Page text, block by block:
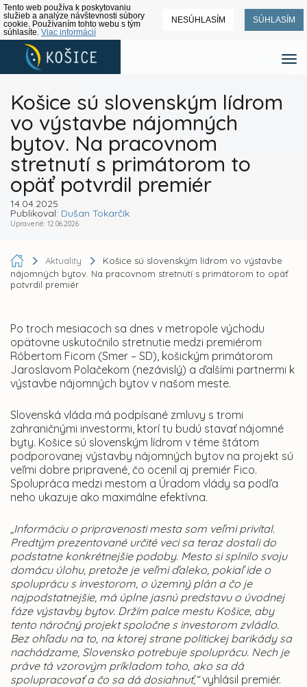
Tento web používa k poskytovaniu
služieb a analýze návštevnosti súbory
cookie. Používaním tohto webu s tým
súhlasíte. Viac informácií
NESÚHLASÍM SÚHLASÍM
Košice sú slovenským lídrom
vo výstavbe nájomných
bytov. Na pracovnom
stretnutí s primátorom to
opäť potvrdil premiér
14.04.2025
Publikoval: Dušan Tokarčík
Upravené: 12.06.2026
Aktuality
Košice sú slovenským lídrom vo výstavbe
nájomných bytov. Na pracovnom stretnutí s primátorom to opäť
potvrdil premiér
Po troch mesiacoch sa dnes v metropole východu
opätovne uskutočnilo stretnutie medzi premiérom
Róbertom Ficom (Smer – SD), košickým primátorom
Jaroslavom Polačekom (nezávislý) a ďalšími partnermi k
výstavbe nájomných bytov v našom meste.
Slovenská vláda má podpísané zmluvy s tromi
zahraničnými investormi, ktorí tu budú stavať nájomné
byty. Košice sú slovenským lídrom v téme štátom
podporovanej výstavby nájomných bytov na projekt sú
veľmi dobre pripravené, čo ocenil aj premiér Fico.
Spolupráca medzi mestom a Úradom vlády sa podľa
neho ukazuje ako maximálne efektívna.
„Informáciu o pripravenosti mesta som veľmi privítal.
Predtým prezentované určité veci sa teraz dostali do
podstatne konkrétnejšie podoby. Mesto si splnilo svoju
domácu úlohu, pretože je veľmi ďaleko, pokiaľ ide o
spoluprácu s investorom, o územný plán a čo je
najpodstatnejšie, má úplne jasnú predstavu o úvodnej
fáze výstavby bytov. Držím palce mestu Košice, aby
tento náročný projekt spoločne s investorom zvládlo.
Bez ohľadu na to, na ktorej strane politickej barikády sa
nachádzame, Slovensko potrebuje spoluprácu. Nech je
práve tá vzorovým príkladom toho, ako sa dá
spolupracovať a čo sa dá dosiahnuť,“vyhlásil premiér.